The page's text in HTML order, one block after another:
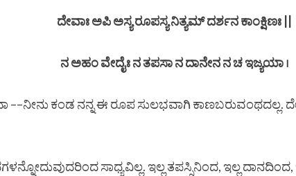
ದೇವಾಃ ಅಪಿ ಅಸ್ಯ ರೂಪಸ್ಯ ನಿತ್ಯಮ್ ದರ್ಶನ ಕಾಂಕ್ಷಿಣಃ ||
ನ ಅಹಂ ವೇದೈಃ ನ ತಪಸಾ ನ ದಾನೇನ ನ ಚ ಇಜ್ಯಯಾ ।
ಕಂಡ ನನ್ನ ಈ ರೂಪ ಸುಲಭವಾಗಿ ಕಾಣಬರುವಂಥದಲ್ಲ.
ಸಾಧ್ಯವಿಲ್ಲ. ಇಲ್ಲ ತಪಸ್ಸಿನಿಂದ, ಇಲ್ಲ